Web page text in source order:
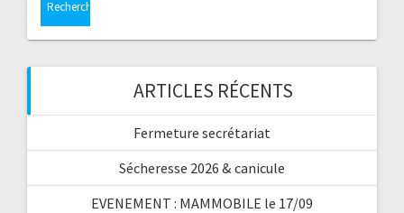
ARTICLES RÉCENTS
Fermeture secrétariat
Sécheresse 2026 & canicule
EVENEMENT : MAMMOBILE le 17/09